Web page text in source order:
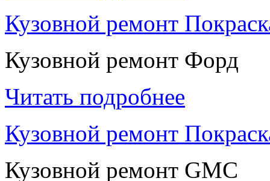
Кузовной ремонт
Кузовной ремонт Форд
Читать подробнее
Кузовной ремонт
Кузовной ремонт GMC